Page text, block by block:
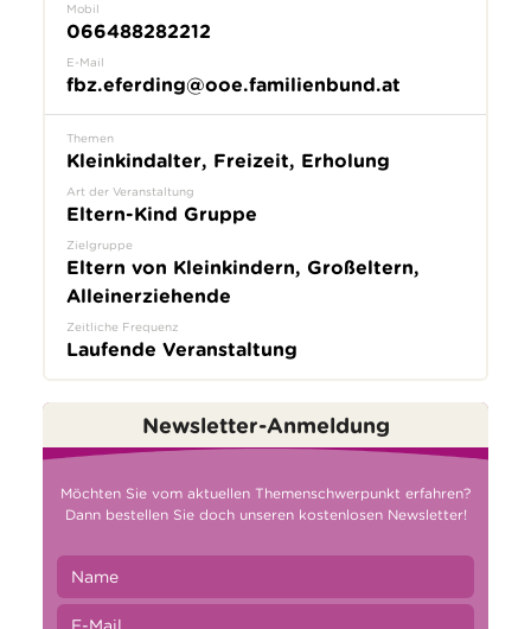
Mobil
066488282212
E-Mail
fbz.eferding@ooe.familienbund.at
Themen
Kleinkindalter, Freizeit, Erholung
Art der Veranstaltung
Eltern-Kind Gruppe
Zielgruppe
Eltern von Kleinkindern, Großeltern,
Alleinerziehende
Zeitliche Frequenz
Laufende Veranstaltung
Newsletter-Anmeldung
Möchten Sie vom aktuellen Themenschwerpunkt erfahren?
Dann bestellen Sie doch unseren kostenlosen Newsletter!